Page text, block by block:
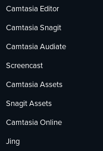
Camtasia Editor
Camtasia Snagit
Camtasia Audiate
Screencast
Camtasia Assets
Snagit Assets
Camtasia Online
Jing